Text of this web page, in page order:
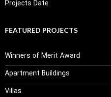
Projects Date
FEATURED PROJECTS
Winners of Merit Award
Apartment Buildings
Villas